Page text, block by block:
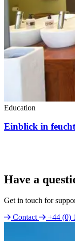
Education
Einblick in
Have a
Get in touch for
Contact
+44 (0)